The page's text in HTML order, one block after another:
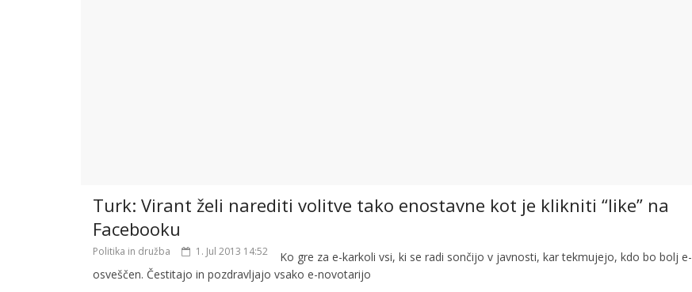
Turk: Virant želi narediti volitve tako enostavne kot je klikniti “like” na
Facebooku
Politika in družba 1. Jul 2013 14:52
Ko gre za e-karkoli vsi, ki se radi sončijo v javnosti, kar tekmujejo, kdo bo bolj e-
osveščen. Čestitajo in pozdravljajo vsako e-novotarijo